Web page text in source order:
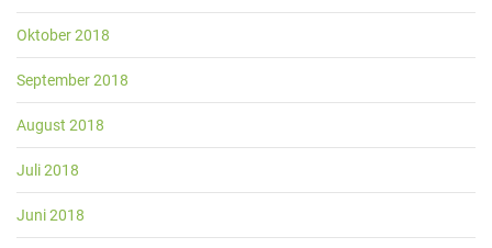
Oktober 2018
September 2018
August 2018
Juli 2018
Juni 2018